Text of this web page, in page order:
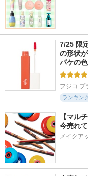
7/25 限
の形状
パケの
フジコ プ
ランキン
【マル
今売れ
メイクア